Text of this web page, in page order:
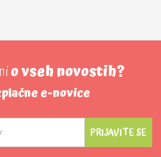
o vseh novostih?
e-novice
PRIJAVITE SE